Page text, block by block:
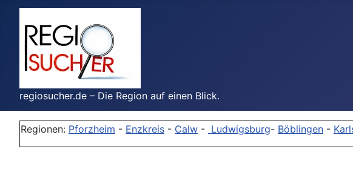
regiosucher.de – Die Region auf einen Blick.
Regionen: Pforzheim - Enzkreis - Calw - Ludwigsburg- Böblingen -